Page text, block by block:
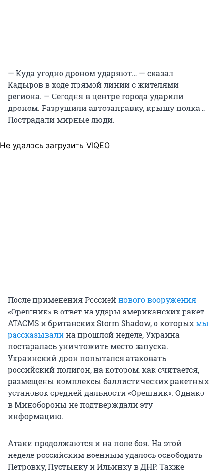
— Куда угодно дроном ударяют… — сказал
Кадыров в ходе прямой линии с жителями
региона. — Сегодня в центре города ударили
дроном. Разрушили автозаправку, крышу полка…
Пострадали мирные люди.
Не удалось загрузить VIQEO
После применения Россиейнового вооружения
«Орешник» в ответ на удары американских ракет
ATACMS и британских Storm Shadow, о которыхмы
рассказывалина прошлой неделе, Украина
постаралась уничтожить место запуска.
Украинский дрон попытался атаковать
российский полигон, на котором, как считается,
размещены комплексы баллистических ракетных
установок средней дальности «Орешник». Однако
в Минобороны не подтверждали эту
информацию.
Атаки продолжаются и на поле боя. На этой
неделе российским военным удалось освободить
Петровку, Пустынку и Ильинку в ДНР. Также